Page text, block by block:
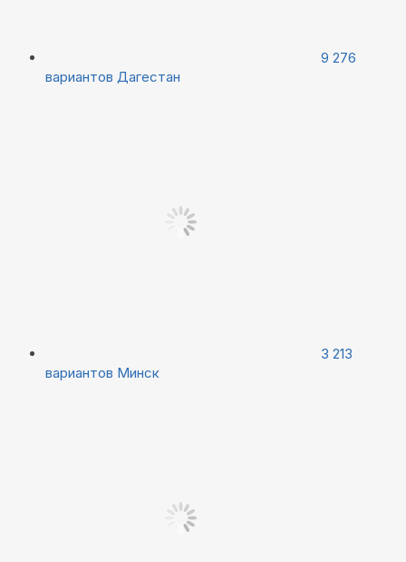
9 276
вариантов Дагестан
3 213
вариантов Минск